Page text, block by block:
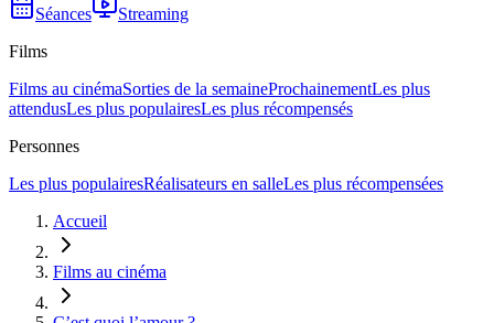
Séances
Streaming
Films
Films au cinémaSorties de la semaineProchainementLes plus
attendusLes plus populairesLes plus récompensés
Personnes
Les plus populairesRéalisateurs en salleLes plus récompensées
Accueil
Films au cinéma